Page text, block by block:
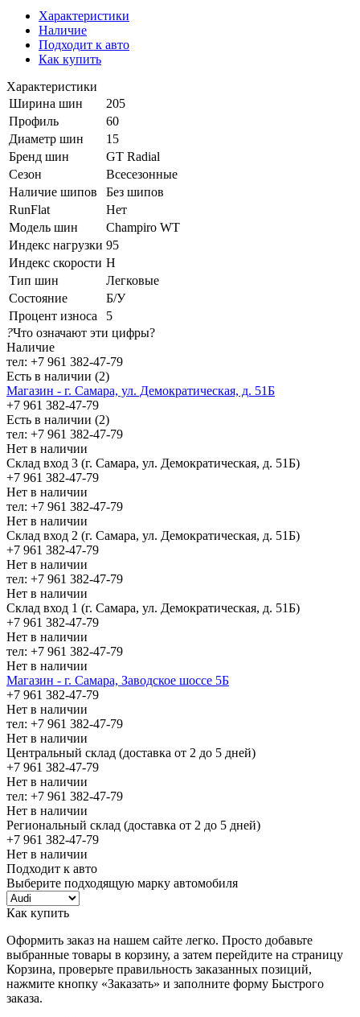
Характеристики
Наличие
Подходит к авто
Как купить
Характеристики
Ширина шин
205
Профиль
60
Диаметр шин
15
Бренд шин
GT Radial
Сезон
Всесезонные
Наличие шипов
Без шипов
RunFlat
Нет
Модель шин
Champiro WT
Индекс нагрузки 95
Индекс скорости H
Тип шин
Легковые
Состояние
Б/У
Процент износа
5
?Что означают эти цифры?
Наличие
тел: +7 961 382-47-79
Есть в наличии (2)
Магазин - г. Самара, ул. Демократическая, д. 51Б
+7 961 382-47-79
Есть в наличии (2)
тел: +7 961 382-47-79
Нет в наличии
Склад вход 3 (г. Самара, ул. Демократическая, д. 51Б)
+7 961 382-47-79
Нет в наличии
тел: +7 961 382-47-79
Нет в наличии
Склад вход 2 (г. Самара, ул. Демократическая, д. 51Б)
+7 961 382-47-79
Нет в наличии
тел: +7 961 382-47-79
Нет в наличии
Склад вход 1 (г. Самара, ул. Демократическая, д. 51Б)
+7 961 382-47-79
Нет в наличии
тел: +7 961 382-47-79
Нет в наличии
Магазин - г. Самара, Заводское шоссе 5Б
+7 961 382-47-79
Нет в наличии
тел: +7 961 382-47-79
Нет в наличии
Центральный склад (доставка от 2 до 5 дней)
+7 961 382-47-79
Нет в наличии
тел: +7 961 382-47-79
Нет в наличии
Региональный склад (доставка от 2 до 5 дней)
+7 961 382-47-79
Нет в наличии
Подходит к авто
Выберите подходящую марку автомобиля
Как купить
Оформить заказ на нашем сайте легко. Просто добавьте
выбранные товары в корзину, а затем перейдите на страницу
Корзина, проверьте правильность заказанных позиций,
нажмите кнопку «Заказать» и заполните форму Быстрого
заказа.